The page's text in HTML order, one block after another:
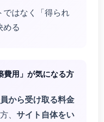
ではなく「得られ
める
費用」が気になる方
から受け取る料金
、 サイト自体をい